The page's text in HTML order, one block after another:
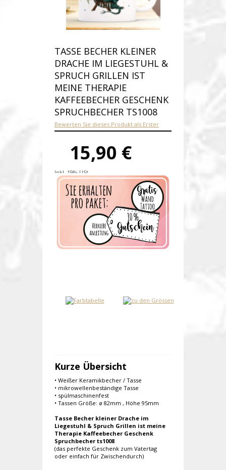
TASSE BECHER KLEINER
DRACHE IM LIEGESTUHL &
SPRUCH GRILLEN IST
MEINE THERAPIE
KAFFEEBECHER GESCHENK
SPRUCHBECHER TS1008
Bewerten Sie dieses Produkt als Erster
15,90 €
Inkl. 19% USt.
Versandkosten
Produktnummer:ts1008-E
Verfügbarkeit:Auf Lager
Lieferzeit: 1-2 Werktage
Kurze Übersicht
• Weißer Keramikbecher / Tasse
• mikrowellenbeständige Tasse
• spülmaschinenfest
• Tassen Größe: ø 82mm , Höhe 95mm
Tasse Becher kleiner Drache im
Liegestuhl & Spruch Grillen ist meine
Therapie Kaffeebecher Geschenk
Spruchbecher ts1008
(das perfekte Geschenk zum Vatertag
oder einfach für Zwischendurch)